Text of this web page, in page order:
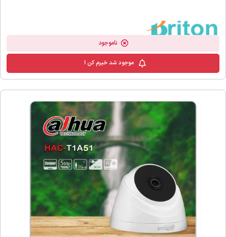
ناموجود
موجود شد خبرم کن !